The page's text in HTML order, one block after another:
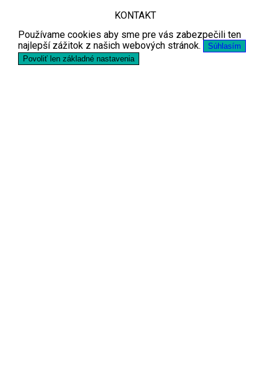
KONTAKT
Používame cookies aby sme pre vás zabezpečili ten
najlepší zážitok z našich webových stránok.
Súhlasím
Povoliť len základné nastavenia